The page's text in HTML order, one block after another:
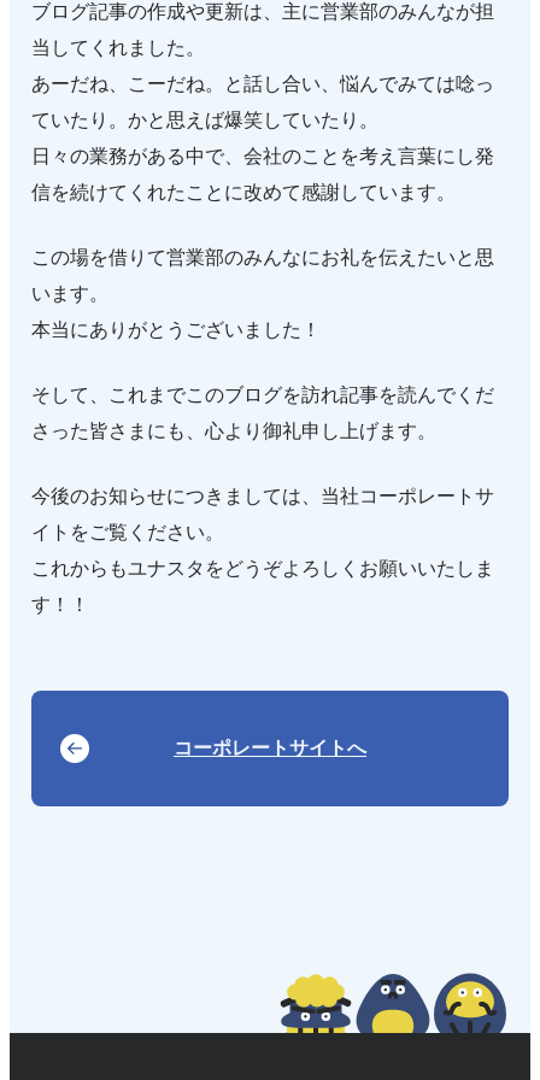
ブログ記事の作成や更新は、主に営業部のみんなが担
当してくれました。
あーだね、こーだね。と話し合い、悩んでみては唸っ
ていたり。かと思えば爆笑していたり。
日々の業務がある中で、会社のことを考え言葉にし発
信を続けてくれたことに改めて感謝しています。
この場を借りて営業部のみんなにお礼を伝えたいと思
います。
本当にありがとうございました！
そして、これまでこのブログを訪れ記事を読んでくだ
さった皆さまにも、心より御礼申し上げます。
今後のお知らせにつきましては、当社コーポレートサ
イトをご覧ください。
これからもユナスタをどうぞよろしくお願いいたしま
す！！
コーポレートサイトへ